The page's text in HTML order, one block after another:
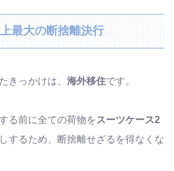
最大の断捨離決行
きっかけは、 海外移住です。
る前に全ての荷物を スーツケース2
するため、断捨離せざるを得なくな